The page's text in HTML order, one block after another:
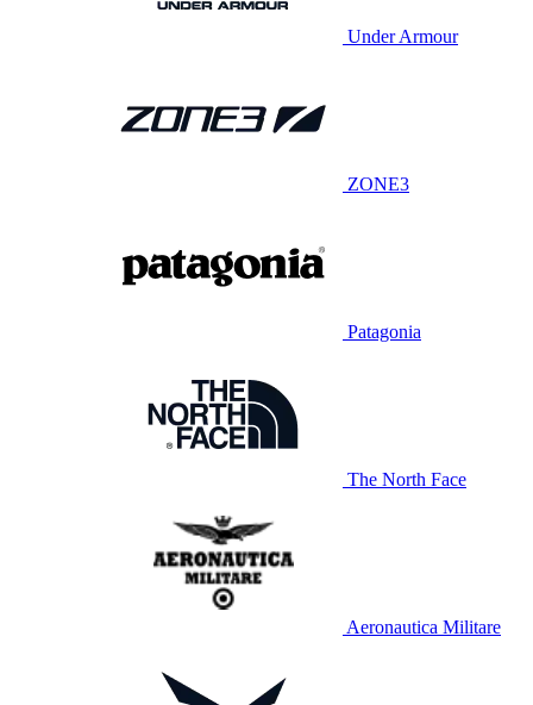
Under Armour
ZONE3
Patagonia
The North Face
Aeronautica Militare